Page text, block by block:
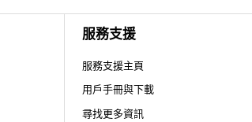
服務支援
服務支援主頁
用戶手冊與下載
尋找更多資訊